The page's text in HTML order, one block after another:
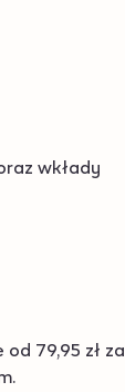
wkłady
79,95 zł za